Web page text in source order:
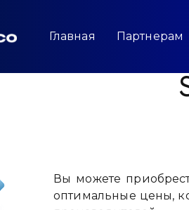
Главная Партнерам
Вы можете
оптимальные цены,